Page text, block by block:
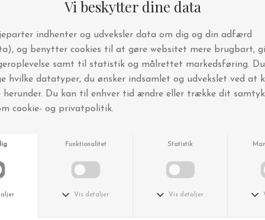
Håndlotion Life 250 ml.
Håndsæbe Flow, 250 ml.
DKK 139,00